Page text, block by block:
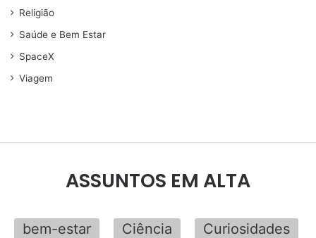
Religião
Saúde e Bem Estar
SpaceX
Viagem
ASSUNTOS EM ALTA
bem-estar Ciência
Curiosidades